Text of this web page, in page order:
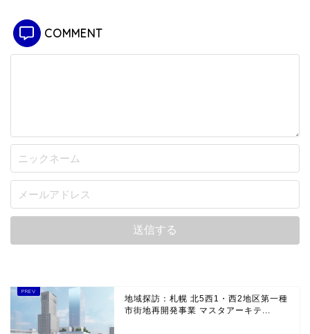
COMMENT
地域探訪：札幌 北5西1・西2地区第一種
市街地再開発事業 マスタアーキテ...